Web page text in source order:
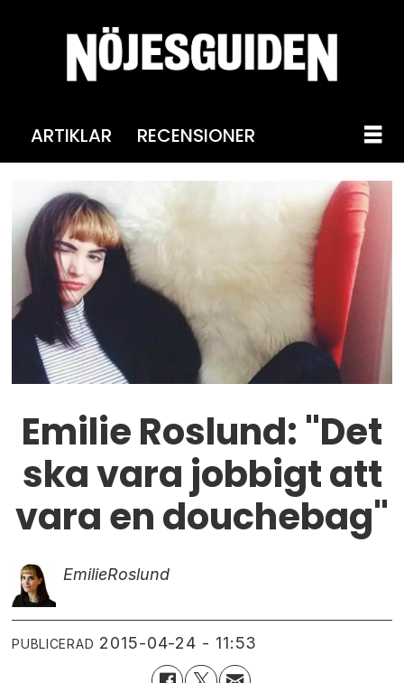
ARTIKLAR RECENSIONER
Emilie Roslund: "Det
ska vara jobbigt att
vara en douchebag"
EmilieRoslund
PUBLICERAD 2015-04-24 - 11:53